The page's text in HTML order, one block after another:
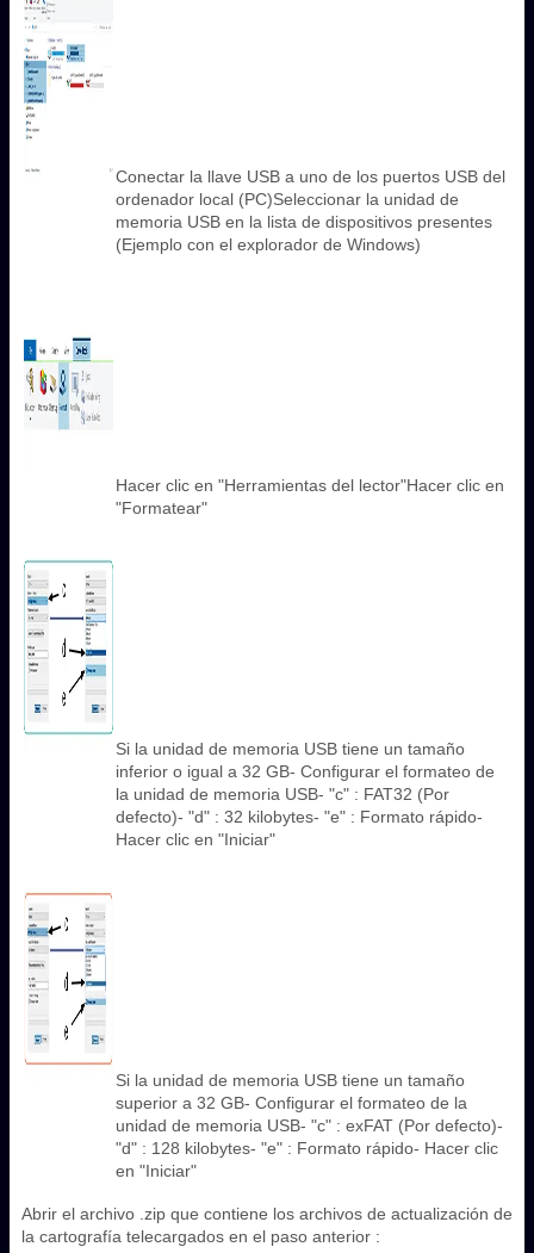
Conectar la llave USB a uno de los puertos USB del
ordenador local (PC)Seleccionar la unidad de
memoria USB en la lista de dispositivos presentes
(Ejemplo con el explorador de Windows)
Hacer clic en "Herramientas del lector"Hacer clic en
"Formatear"
Si la unidad de memoria USB tiene un tamaño
inferior o igual a 32 GB- Configurar el formateo de
la unidad de memoria USB- "c" : FAT32 (Por
defecto)- "d" : 32 kilobytes- "e" : Formato rápido-
Hacer clic en "Iniciar"
Si la unidad de memoria USB tiene un tamaño
superior a 32 GB- Configurar el formateo de la
unidad de memoria USB- "c" : exFAT (Por defecto)-
"d" : 128 kilobytes- "e" : Formato rápido- Hacer clic
en "Iniciar"
Abrir el archivo .zip que contiene los archivos de actualización de
la cartografía telecargados en el paso anterior :